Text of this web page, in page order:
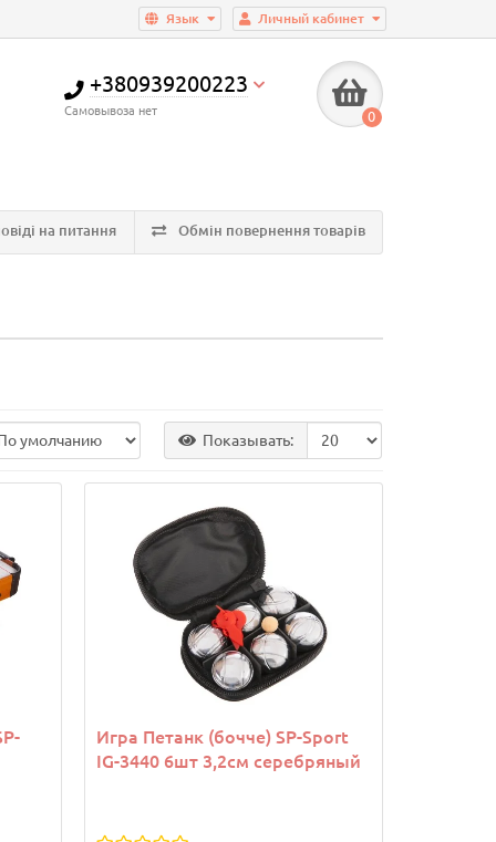
Личный кабинет
Язык
+380939200223
Самовывоза нет 0
на питання Обмін повернення товарів
Показывать:
Игра Петанк (бочче) SP-Sport
IG-3440 6шт 3,2см серебряный